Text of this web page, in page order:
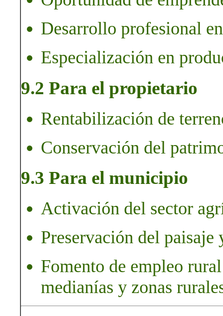
Desarrollo profesional
Especialización en
9.2 Para el propietario
Rentabilización de
Conservación del
9.3 Para el municipio
Activación del sector
Preservación del
Fomento de empleo
medianías y zonas